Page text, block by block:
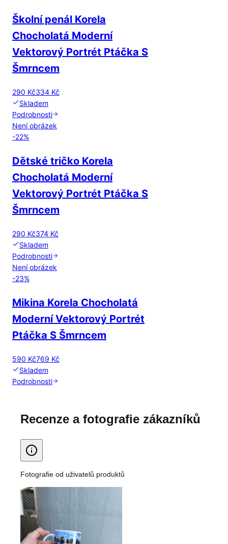
Školní penál Korela
Chocholatá Moderní
Vektorový Portrét Ptáčka S
Šmrncem
290 Kč334 Kč
Skladem
Podrobnosti
Není obrázek
-22%
Dětské tričko Korela
Chocholatá Moderní
Vektorový Portrét Ptáčka S
Šmrncem
290 Kč374 Kč
Skladem
Podrobnosti
Není obrázek
-23%
Mikina Korela Chocholatá
Moderní Vektorový Portrét
Ptáčka S Šmrncem
590 Kč769 Kč
Skladem
Podrobnosti
Recenze a fotografie zákazníků
Fotografie od uživatelů produktů